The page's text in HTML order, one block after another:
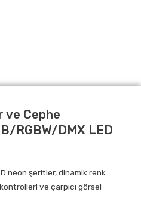
ve Cephe
RGBW/DMX LED
neon şeritler, dinamik renk
ve çarpıcı görsel